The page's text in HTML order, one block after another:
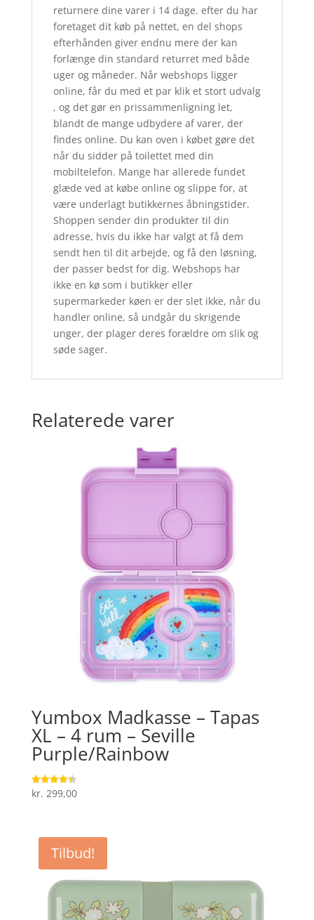
returnere dine varer i 14 dage. efter du har
foretaget dit køb på nettet, en del shops
efterhånden giver endnu mere der kan
forlænge din standard returret med både
uger og måneder. Når webshops ligger
online, får du med et par klik et stort udvalg
, og det gør en prissammenligning let,
blandt de mange udbydere af varer, der
findes online. Du kan oven i købet gøre det
når du sidder på toilettet med din
mobiltelefon. Mange har allerede fundet
glæde ved at købe online og slippe for, at
være underlagt butikkernes åbningstider.
Shoppen sender din produkter til din
adresse, hvis du ikke har valgt at få dem
sendt hen til dit arbejde, og få den løsning,
der passer bedst for dig. Webshops har
ikke en kø som i butikker eller
supermarkeder køen er der slet ikke, når du
handler online, så undgår du skrigende
unger, der plager deres forældre om slik og
søde sager.
Relaterede varer
Yumbox Madkasse – Tapas
XL – 4 rum – Seville
Purple/Rainbow
Vurderet
4.3
kr. 299,00
Tilbud!